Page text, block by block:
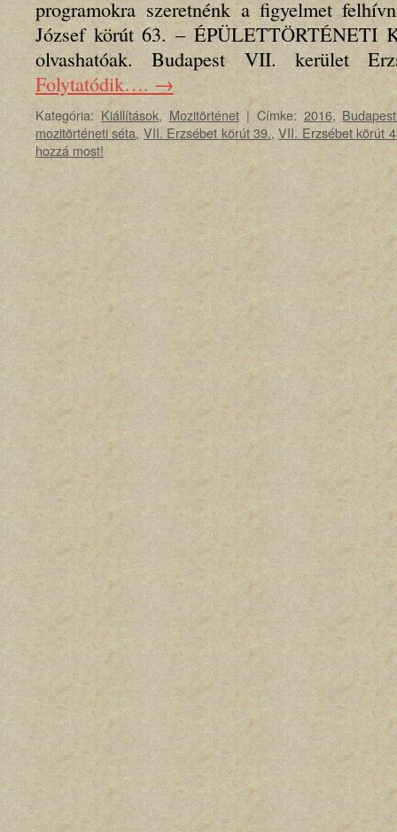
programokra szeretnénk a figyelmet
József körút 63. – ÉPÜLETTÖRTÉNETI
olvashatóak. Budapest VII. kerület
Folytatódik…. →
Kategória: Kiállítások, Mozitörténet | Címke: 2016,
mozitörténeti séta,VII. Erzsébet körút 39.,VII. Erzsébet körút
hozzá most!